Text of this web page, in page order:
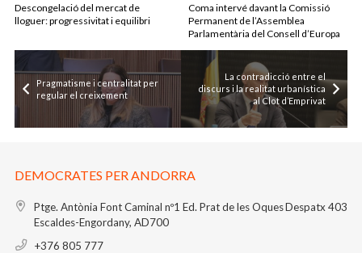
Descongelació del mercat de
lloguer: progressivitat i equilibri
Coma intervé davant la Comissió
Permanent de l’Assemblea
Parlamentària del Consell d’Europa
Pragmatisme i centralitat per
regular el creixement
La contradicció entre el
discurs i la realitat urbanística
al Clot d’Emprivat
DEMOCRATES PER ANDORRA
Ptge. Antònia Font Caminal nº1 Ed. Prat de les OquesDespatx 403
Escaldes-Engordany, AD700
+376 805 777